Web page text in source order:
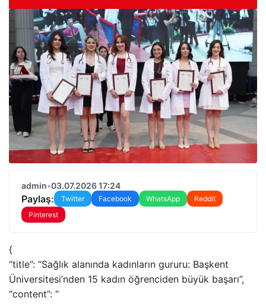
admin•03.07.2026 17:24
Paylaş: Twitter Facebook WhatsApp
Reddit
Pinterest
{
“title”: “Sağlık alanında kadınların gururu: Başkent
Üniversitesi’nden 15 kadın öğrenciden büyük başarı”,
“content”: “